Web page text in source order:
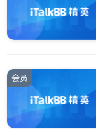
会员